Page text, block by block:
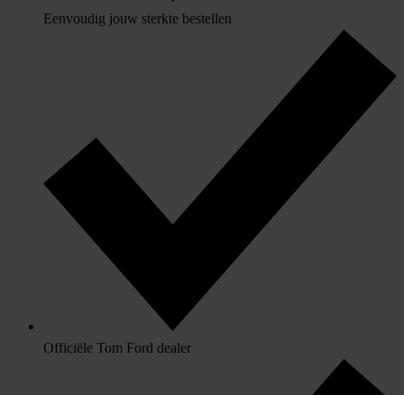
Eenvoudig jouw sterkte bestellen
Officiële Tom Ford dealer